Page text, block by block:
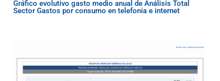
Gráfico evolutivo gasto medio anual de Análisis Total
Sector Gastos por consumo en telefonía e internet